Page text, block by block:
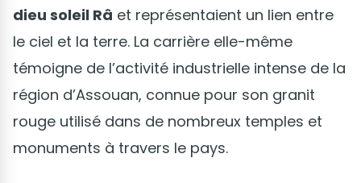
dieu soleil Râ et représentaient un lien entre
le ciel et la terre. La carrière elle-même
témoigne de l’activité industrielle intense de la
région d’Assouan, connue pour son granit
rouge utilisé dans de nombreux temples et
monuments à travers le pays.